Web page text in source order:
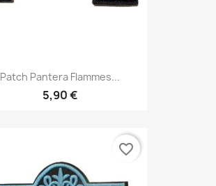
Patch Pantera Flammes...
5,90 €
favorite_border